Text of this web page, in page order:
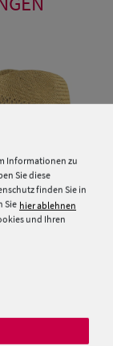
Informationen zu
Sie diese
finden Sie in
Sie hier ablehnen
und Ihren